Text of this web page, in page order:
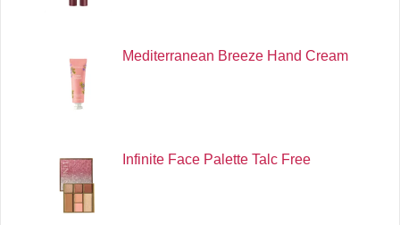
Mediterranean Breeze Hand Cream
Infinite Face Palette Talc Free